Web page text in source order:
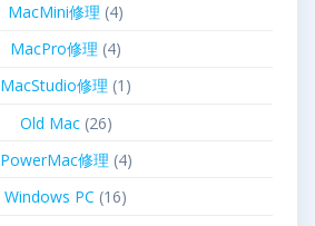
MacMini修理 (4)
MacPro修理 (4)
MacStudio修理 (1)
Old Mac(26)
PowerMac修理 (4)
Windows PC (16)